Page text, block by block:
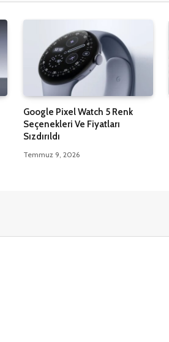
Google Pixel Watch 5 Renk
Seçenekleri Ve Fiyatları
Sızdırıldı
Temmuz 9, 2026